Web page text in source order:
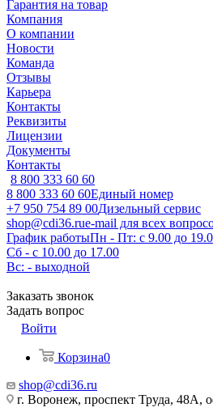
Гарантия на товар
Компания
О компании
Новости
Команда
Отзывы
Карьера
Контакты
Реквизиты
Лицензии
Документы
Контакты
8 800 333 60 60
8 800 333 60 60Единый номер
+7 950 754 89 00Дизельный сервис
shop@cdi36.rue-mail для всех
График работыПн - Пт: с 9.00 до
Сб - с 10.00 до 17.00
Вс: - выходной
Заказать звонок
Задать вопрос
Войти
Корзина0
shop@cdi36.ru
г. Воронеж, проспект Труда, 48А,